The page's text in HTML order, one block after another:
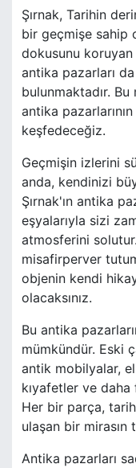
Şırnak, Tarihin
bir geçmişe sahip
dokusunu
antika pazarları
bulunmaktadır.
antika
keşfedeceğiz.
Geçmişin izlerini
anda, kendinizi
Şırnak'ın antika
eşyalarıyla sizi
atmosferini
misafirperver
objenin kendi
olacaksınız.
Bu antika
mümkündür. Eski
antik mobilyalar,
kıyafetler ve
Her bir parça,
ulaşan bir mirasın
Antika pazarları